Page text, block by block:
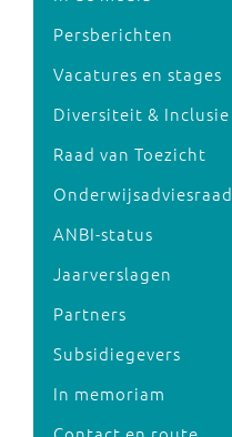
Persberichten
Vacatures en stages
Diversiteit & Inclusie
Raad van Toezicht
Onderwijsadviesraad
ANBI-status
Jaarverslagen
Partners
Subsidiegevers
In memoriam